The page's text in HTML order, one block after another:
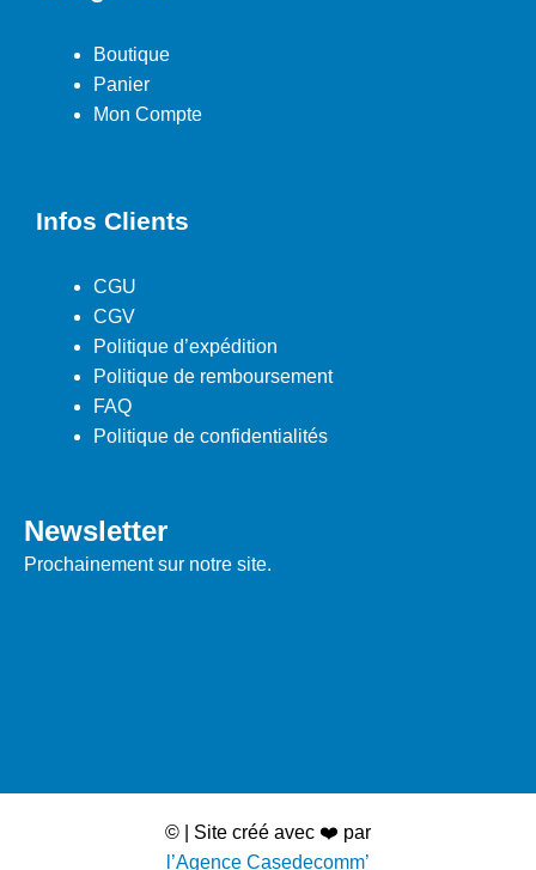
Boutique
Panier
Mon Compte
Infos Clients
CGU
CGV
Politique d’expédition
Politique de remboursement
FAQ
Politique de confidentialités
Newsletter
Prochainement sur notre site.
©
| Site créé avec ❤️ par
l’Agence Casedecomm’